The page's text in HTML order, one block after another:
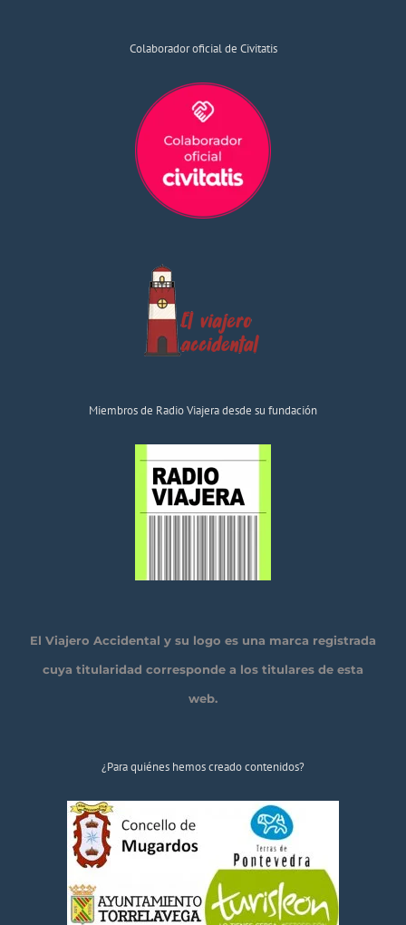
Colaborador oficial de Civitatis
Miembros de Radio Viajera desde su fundación
El Viajero Accidental y su logo es una marca registrada
cuya titularidad corresponde a los titulares de esta
web.
¿Para quiénes hemos creado contenidos?